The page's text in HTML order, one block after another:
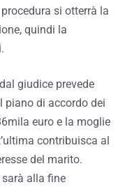
si otterrà la
quindi la
giudice prevede
piano di accordo dei
euro e la moglie
contribuisca al
del marito.
sarà alla fine